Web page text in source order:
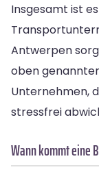
Insgesamt ist
Antwerpen
oben
Unternehmen,
stressfrei
Wann kommt eine